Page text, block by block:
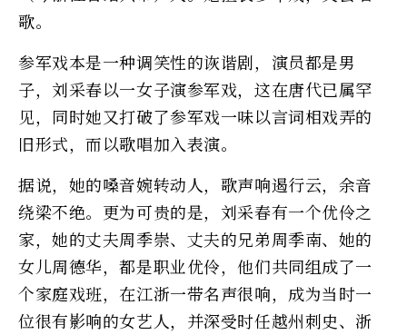
歌。
参军戏本是一种调笑性的诙谐剧，演员都是男
子，刘采春以一女子演参军戏，这在唐代已属罕
见，同时她又打破了参军戏一味以言词相戏弄的
旧形式，而以歌唱加入表演。
据说，她的嗓音婉转动人，歌声响遏行云，余音
绕梁不绝。更为可贵的是，刘采春有一个优伶之
家，她的丈夫周季崇、丈夫的兄弟周季南、她的
女儿周德华，都是职业优伶，他们共同组成了一
个家庭戏班，在江浙一带名声很响，成为当时一
位很有影响的女艺人，并深受时任越州刺史、浙